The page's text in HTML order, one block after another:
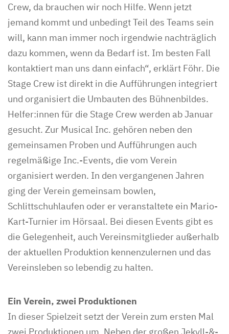
Crew, da brauchen wir noch Hilfe. Wenn jetzt
jemand kommt und unbedingt Teil des Teams sein
will, kann man immer noch irgendwie nachträglich
dazu kommen, wenn da Bedarf ist. Im besten Fall
kontaktiert man uns dann einfach“, erklärt Föhr. Die
Stage Crew ist direkt in die Aufführungen integriert
und organisiert die Umbauten des Bühnenbildes.
Helfer:innen für die Stage Crew werden ab Januar
gesucht. Zur Musical Inc. gehören neben den
gemeinsamen Proben und Aufführungen auch
regelmäßige Inc.-Events, die vom Verein
organisiert werden. In den vergangenen Jahren
ging der Verein gemeinsam bowlen,
Schlittschuhlaufen oder er veranstaltete ein Mario-
Kart-Turnier im Hörsaal. Bei diesen Events gibt es
die Gelegenheit, auch Vereinsmitglieder außerhalb
der aktuellen Produktion kennenzulernen und das
Vereinsleben so lebendig zu halten.
Ein Verein, zwei Produktionen
In dieser Spielzeit setzt der Verein zum ersten Mal
zwei Produktionen um. Neben der großen Jekyll-&-